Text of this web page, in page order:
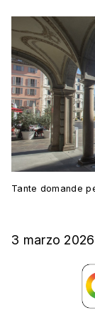
Tante domande
3 marzo 2026